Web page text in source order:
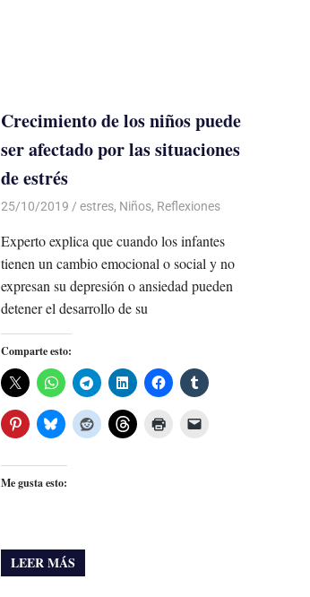
Crecimiento de los niños puede
ser afectado por las situaciones
de estrés
25/10/2019 De todo un Poco
estres, Niños, Reflexiones
Experto explica que cuando los infantes
tienen un cambio emocional o social y no
expresan su depresión o ansiedad pueden
detener el desarrollo de su
Comparte esto:
Me gusta esto:
LEER MÁS